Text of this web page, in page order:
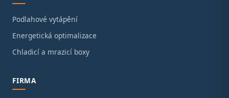
Podlahové vytápění
Energetická optimalizace
Chladicí a mrazicí boxy
FIRMA